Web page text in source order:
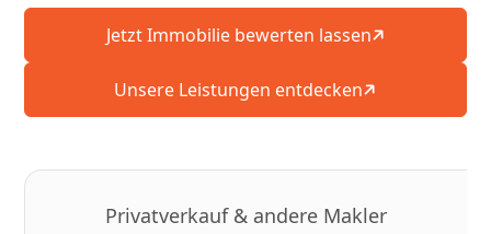
Jetzt Immobilie bewerten lassen
Unsere Leistungen entdecken
Privatverkauf & andere Makler